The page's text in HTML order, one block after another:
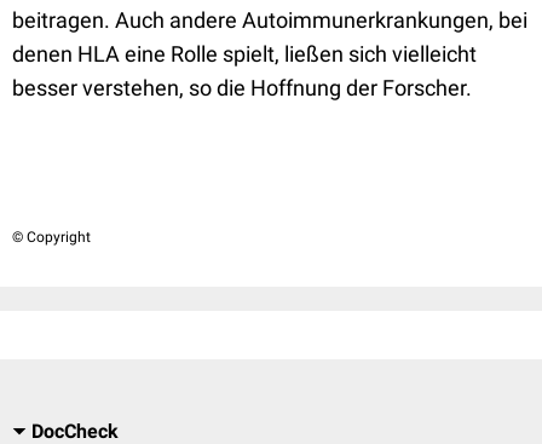
beitragen. Auch andere Autoimmunerkrankungen, bei
denen HLA eine Rolle spielt, ließen sich vielleicht
besser verstehen, so die Hoffnung der Forscher.
© Copyright
DocCheck